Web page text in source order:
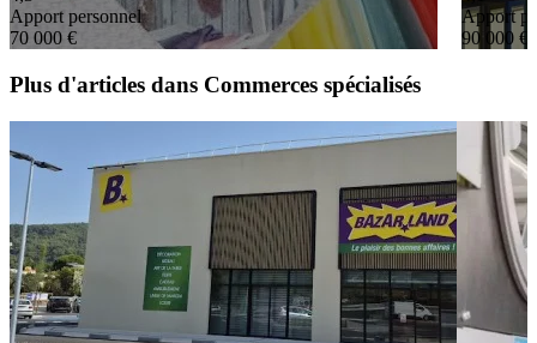
Apport personnel
70 000 €
Apport
90 000 €
Plus d'articles dans Commerces spécialisés